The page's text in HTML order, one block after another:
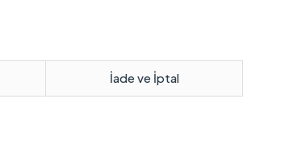
İade ve İptal